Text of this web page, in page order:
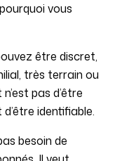
vous
être discret,
très terrain ou
pas d’être
identifiable.
besoin de